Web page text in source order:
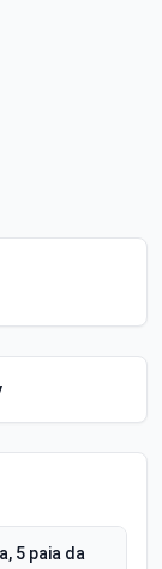
5 paia da